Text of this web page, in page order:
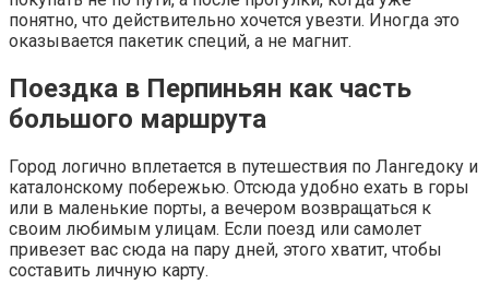
понятно, что действительно хочется увезти. Иногда это
оказывается пакетик специй, а не магнит.
Поездка в Перпиньян как часть
большого маршрута
Город логично вплетается в путешествия по Лангедоку и
каталонскому побережью. Отсюда удобно ехать в горы
или в маленькие порты, а вечером возвращаться к
своим любимым улицам. Если поезд или самолет
привезет вас сюда на пару дней, этого хватит, чтобы
составить личную карту.